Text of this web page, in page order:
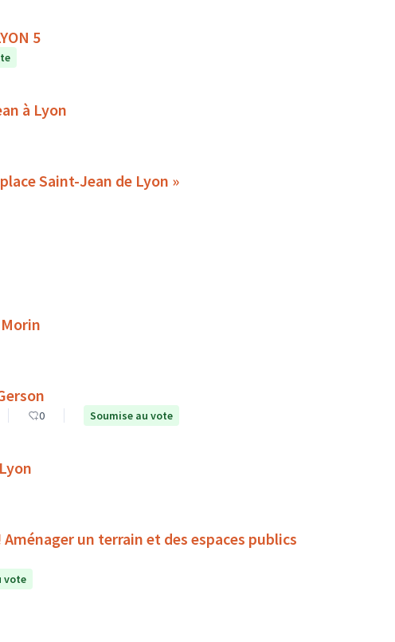
5
à Lyon
« Replantation des 2 arbres historiques de la place Saint-Jean de Lyon »
0 Soumise au vote
un terrain et des espaces publics
vote